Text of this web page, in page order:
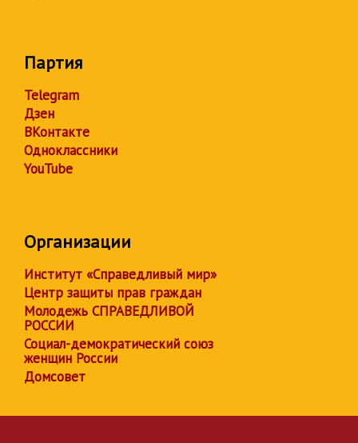
Партия
Telegram
Дзен
ВКонтакте
Одноклассники
YouTube
Организации
Институт «Справедливый мир»
Центр защиты прав граждан
Молодежь СПРАВЕДЛИВОЙ
РОССИИ
Социал-демократический союз
женщин России
Домсовет